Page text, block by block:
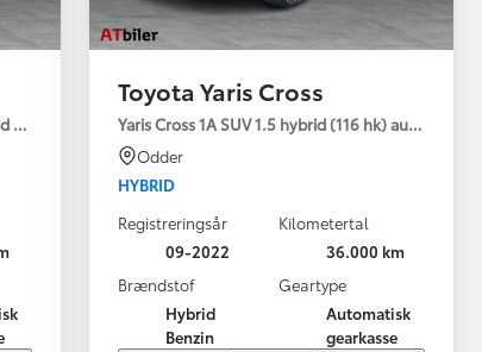
(306 hk) aut. gear AWD-i H3 - Comfort - Premium
Toyota Yaris Cross
Yaris Cross 1A SUV 1.5 hybrid (116 hk) aut. gear
Odder
HYBRID
Registreringsår
09-2022
Kilometertal
36.000 km
Brændstof
Hybrid
Benzin
Geartype
Automatisk
gearkasse